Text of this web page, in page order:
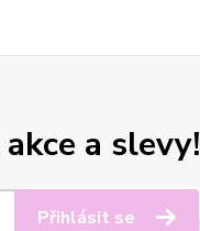
a slevy!
Přihlásit se